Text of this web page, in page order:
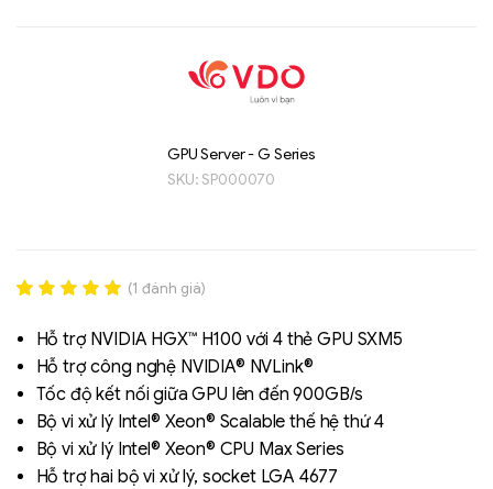
GPU Server - G Series
SKU:SP000070
out of 5
based on
đánh giá
(1 đánh giá)
Hỗ trợ NVIDIA HGX™ H100 với 4 thẻ GPU SXM5
Hỗ trợ công nghệ NVIDIA® NVLink®
Tốc độ kết nối giữa GPU lên đến 900GB/s
Bộ vi xử lý Intel® Xeon® Scalable thế hệ thứ 4
Bộ vi xử lý Intel® Xeon® CPU Max Series
Hỗ trợ hai bộ vi xử lý, socket LGA 4677
Liên hệ
SK hynix - DRAM
- GDDR - GDDR6
AAP1)